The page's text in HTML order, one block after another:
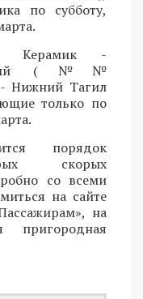
по субботу,
- Керамик -
(№№
Нижний Тагил
только по
порядок
скорых
со всеми
на сайте
на
пригородная